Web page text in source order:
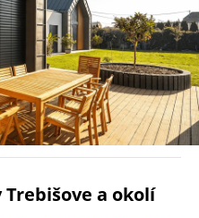
riešenéžalúzie v
výrobcatieniacej techniky
a dodávame žalúzie na
aj komerčné priestory – s
dlhodobú životnosť.
a okolí